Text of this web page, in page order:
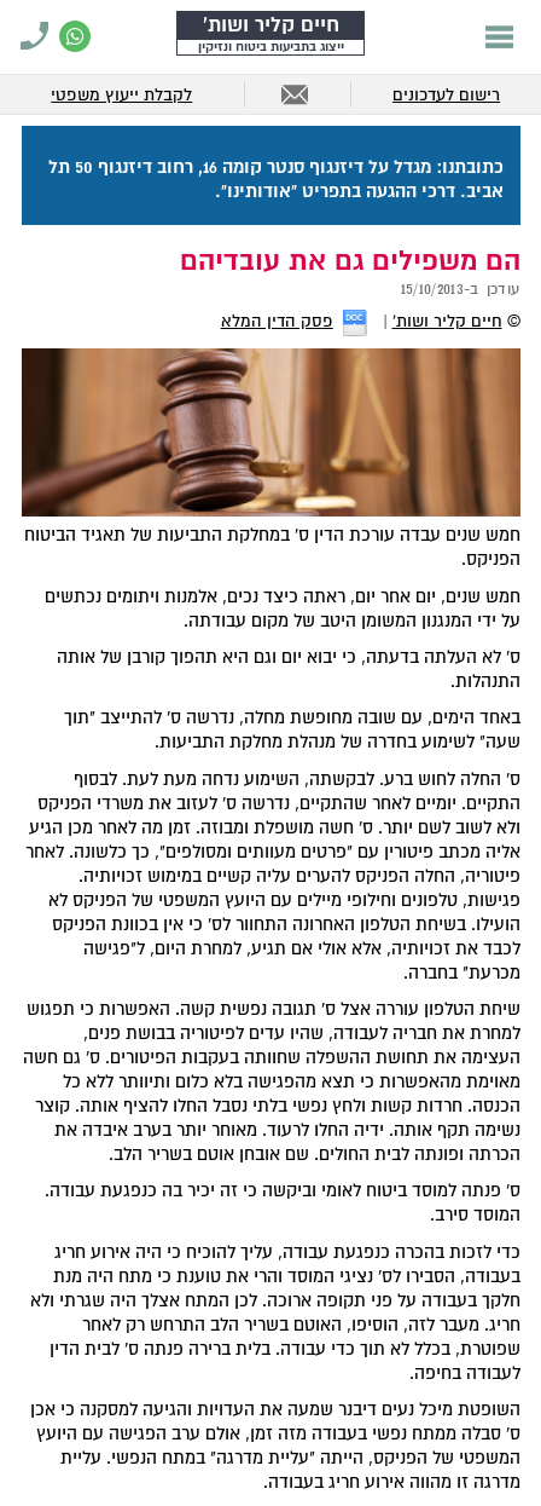
חיים קליר ושות'
ייצוג בתביעות ביטוח ונזיקין
רישום לעדכונים לקבלת ייעוץ משפטי
כתובתנו: מגדל על דיזנגוף סנטר קומה 16, רחוב דיזנגוף 50 תל
אביב. דרכי ההגעה בתפריט "אודותינו".
הם משפילים גם את עובדיהם
עודכן ב-15/10/2013
© חיים קליר ושות' פסק הדין המלא
חמש שנים עבדה עורכת הדין ס' במחלקת התביעות של תאגיד הביטוח
הפניקס.
חמש שנים, יום אחר יום, ראתה כיצד נכים, אלמנות ויתומים נכתשים
על ידי המנגנון המשומן היטב של מקום עבודתה.
ס' לא העלתה בדעתה, כי יבוא יום וגם היא תהפוך קורבן של אותה
התנהלות.
באחד הימים, עם שובה מחופשת מחלה, נדרשה ס' להתייצב "תוך
שעה" לשימוע בחדרה של מנהלת מחלקת התביעות.
ס' החלה לחוש ברע. לבקשתה, השימוע נדחה מעת לעת. לבסוף
התקיים. יומיים לאחר שהתקיים, נדרשה ס' לעזוב את משרדי הפניקס
ולא לשוב לשם יותר. ס' חשה מושפלת ומבוזה. זמן מה לאחר מכן הגיע
אליה מכתב פיטורין עם "פרטים מעוותים ומסולפים", כך כלשונה. לאחר
פיטוריה, החלה הפניקס להערים עליה קשיים במימוש זכויותיה.
פגישות, טלפונים וחילופי מיילים עם היועץ המשפטי של הפניקס לא
הועילו. בשיחת הטלפון האחרונה התחוור לס' כי אין בכוונת הפניקס
לכבד את זכויותיה, אלא אולי אם תגיע, למחרת היום, ל"פגישה
מכרעת" בחברה.
שיחת הטלפון עוררה אצל ס' תגובה נפשית קשה. האפשרות כי תפגוש
למחרת את חבריה לעבודה, שהיו עדים לפיטוריה בבושת פנים,
העצימה את תחושת ההשפלה שחוותה בעקבות הפיטורים. ס' גם חשה
מאוימת מהאפשרות כי תצא מהפגישה בלא כלום ותיוותר ללא כל
הכנסה. חרדות קשות ולחץ נפשי בלתי נסבל החלו להציף אותה. קוצר
נשימה תקף אותה. ידיה החלו לרעוד. מאוחר יותר בערב איבדה את
הכרתה ופונתה לבית החולים. שם אובחן אוטם בשריר הלב.
ס' פנתה למוסד ביטוח לאומי וביקשה כי זה יכיר בה כנפגעת עבודה.
המוסד סירב.
כדי לזכות בהכרה כנפגעת עבודה, עליך להוכיח כי היה אירוע חריג
בעבודה, הסבירו לס' נציגי המוסד והרי את טוענת כי מתח היה מנת
חלקך בעבודה על פני תקופה ארוכה. לכן המתח אצלך היה שגרתי ולא
חריג. מעבר לזה, הוסיפו, האוטם בשריר הלב התרחש רק לאחר
שפוטרת, בכלל לא תוך כדי עבודה. בלית ברירה פנתה ס' לבית הדין
לעבודה בחיפה.
השופטת מיכל נעים דיבנר שמעה את העדויות והגיעה למסקנה כי אכן
ס' סבלה ממתח נפשי בעבודה מזה זמן, אולם ערב הפגישה עם היועץ
המשפטי של הפניקס, הייתה "עליית מדרגה" במתח הנפשי. עליית
מדרגה זו מהווה אירוע חריג בעבודה.